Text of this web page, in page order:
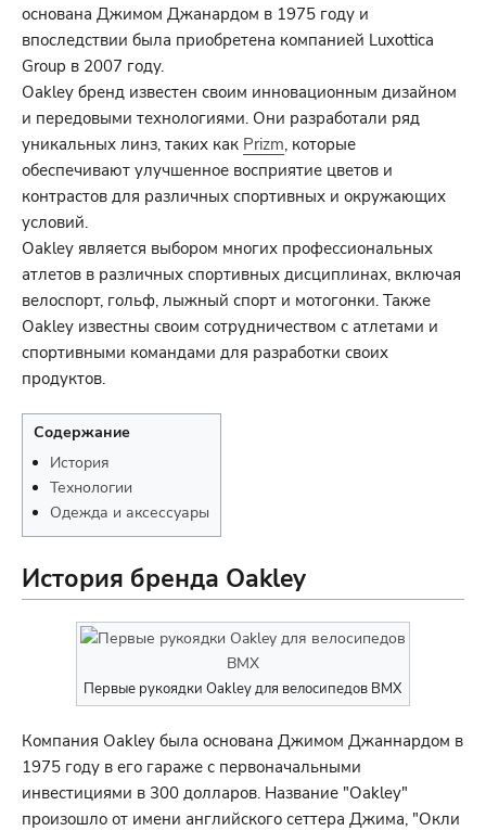
основана Джимом Джанардом в 1975 году и
впоследствии была приобретена компанией Luxottica
Group в 2007 году.
Oakley бренд известен своим инновационным дизайном
и передовыми технологиями. Они разработали ряд
уникальных линз, таких как Prizm, которые
обеспечивают улучшенное восприятие цветов и
контрастов для различных спортивных и окружающих
условий.
Oakley является выбором многих профессиональных
атлетов в различных спортивных дисциплинах, включая
велоспорт, гольф, лыжный спорт и мотогонки. Также
Oakley известны своим сотрудничеством с атлетами и
спортивными командами для разработки своих
продуктов.
Содержание
История
Технологии
Одежда и аксессуары
История бренда Oakley
Первые рукоядки Oakley для велосипедов BMX
Компания Oakley была основана Джимом Джаннардом в
1975 году в его гараже с первоначальными
инвестициями в 300 долларов. Название "Oakley"
произошло от имени английского сеттера Джима, "Окли